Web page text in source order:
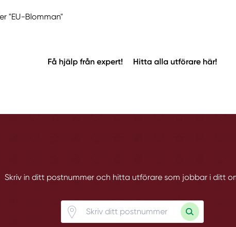
"EU-Blomman"
Få hjälp från expert! Hitta alla utförare här!
Skriv in ditt postnummer och hitta utförare som jobbar i ditt